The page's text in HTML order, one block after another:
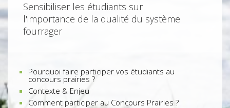
Sensibiliser les étudiants sur
l'importance de la qualité du système
fourrager
Pourquoi faire participer vos étudiants au
concours prairies ?
Contexte & Enjeu
Comment participer au Concours Prairies ?